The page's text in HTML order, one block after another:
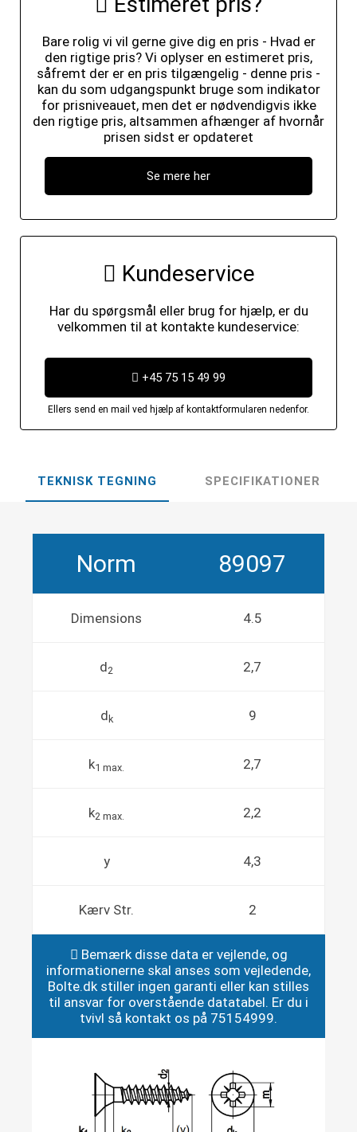
Bare rolig vi vil gerne give dig en pris - Hvad er
den rigtige pris? Vi oplyser en estimeret pris,
såfremt der er en pris tilgængelig - denne pris -
kan du som udgangspunkt bruge som indikator
for prisniveauet, men det er nødvendigvis ikke
den rigtige pris, altsammen afhænger af hvornår
prisen sidst er opdateret
Se mere her
Kundeservice
Har du spørgsmål eller brug for hjælp, er du
velkommen til at kontakte kundeservice:
+45 75 15 49 99
Ellers send en mail ved hjælp af kontaktformularen nedenfor.
TEKNISK TEGNING SPECIFIKATIONER
Norm 89097
Dimensions 4.5
d2 2,7
d k 9
k1 max. 2,7
k2 max. 2,2
y 4,3
Kærv Str. 2
Bemærk disse data er vejlende, og
informationerne skal anses som vejledende,
Bolte.dk stiller ingen garanti eller kan stilles
til ansvar for overstående datatabel. Er du i
tvivl så kontakt os på 75154999.